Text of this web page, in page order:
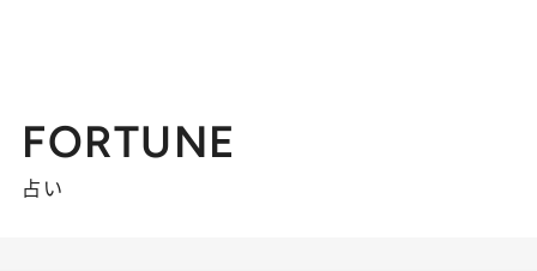
FORTUNE
占い